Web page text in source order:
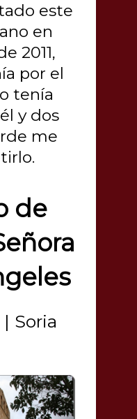
este
en
2011,
por el
tenía
y dos
me
de
Soria